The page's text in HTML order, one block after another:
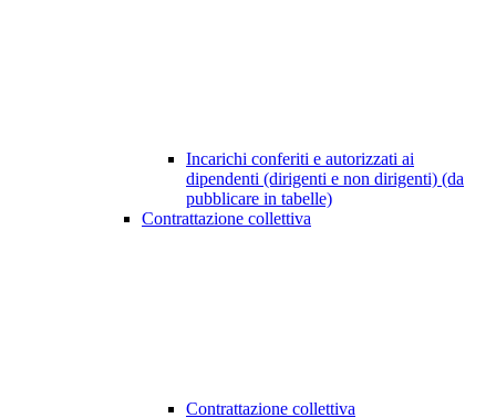
Incarichi conferiti e autorizzati ai
dipendenti (dirigenti e non dirigenti) (da
pubblicare in tabelle)
Contrattazione collettiva
Contrattazione collettiva